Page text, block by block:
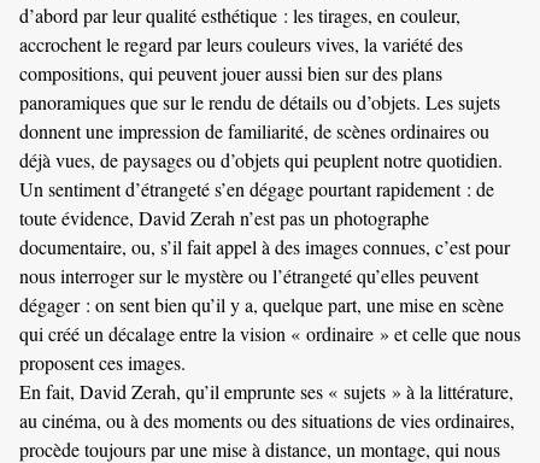
d’abord par leur qualité esthétique : les tirages, en couleur,
accrochent le regard par leurs couleurs vives, la variété des
compositions, qui peuvent jouer aussi bien sur des plans
panoramiques que sur le rendu de détails ou d’objets. Les sujets
donnent une impression de familiarité, de scènes ordinaires ou
déjà vues, de paysages ou d’objets qui peuplent notre quotidien.
Un sentiment d’étrangeté s’en dégage pourtant rapidement : de
toute évidence, David Zerah n’est pas un photographe
documentaire, ou, s’il fait appel à des images connues, c’est pour
nous interroger sur le mystère ou l’étrangeté qu’elles peuvent
dégager : on sent bien qu’il y a, quelque part, une mise en scène
qui créé un décalage entre la vision « ordinaire » et celle que nous
proposent ces images.
En fait, David Zerah, qu’il emprunte ses « sujets » à la littérature,
au cinéma, ou à des moments ou des situations de vies ordinaires,
procède toujours par une mise à distance, un montage, qui nous